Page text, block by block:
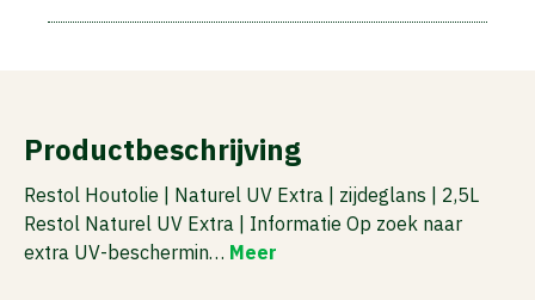
Productbeschrijving
Restol Houtolie | Naturel UV Extra | zijdeglans | 2,5L
Restol Naturel UV Extra | Informatie Op zoek naar
extra UV-beschermin… Meer